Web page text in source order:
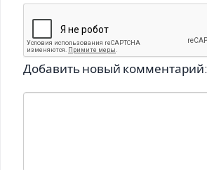
Добавить новый комментарий: